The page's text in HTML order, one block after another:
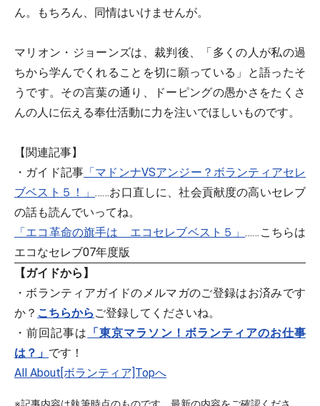
ん。もちろん、同情はいけませんが。
マリオン・ジョーンズは、裁判後、「多くの人が私の過
ちから学んでくれることを切に願っている」と語ったそ
うです。その言葉の通り、ドーピングの愚かさをたくさ
んの人に伝える奉仕活動に力を注いでほしいものです。
【関連記事】
・ガイド記事 「マドンナVSアンジー？ボランティアセレ
ブベスト５！」……お口直しに、社会貢献度の高いセレブ
の話も読んでいってね。
「エコ革命の旗手は エコセレブベスト５」……こちらは
エコなセレブ07年度版
【ガイドから】
・ボランティアガイドのメルマガのご登録はお済みです
か？ こちらから ご登録してくださいね。
・前回記事は 「東京マラソン！ボランティアのお仕事
は？」 です！
All About[ボランティア]Topへ